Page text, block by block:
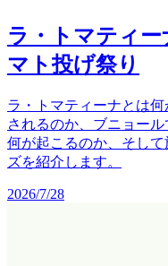
ラ・トマティー
マト投げ祭り
ラ・トマティーナとは
されるのか、ブニョー
何が起こるのか、そし
ズを紹介します。
2026/7/28